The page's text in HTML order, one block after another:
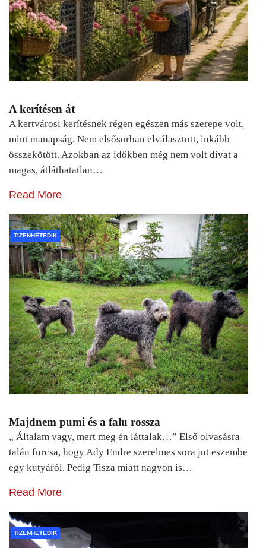
A kerítésen át
A kertvárosi kerítésnek régen egészen más szerepe volt,
mint manapság. Nem elsősorban elválasztott, inkább
összekötött. Azokban az időkben még nem volt divat a
magas, átláthatatlan…
Read More
TIZENHETEDIK
Majdnem pumi és a falu rossza
„ Általam vagy, mert meg én láttalak…” Első olvasásra
talán furcsa, hogy Ady Endre szerelmes sora jut eszembe
egy kutyáról. Pedig Tisza miatt nagyon is…
Read More
TIZENHETEDIK